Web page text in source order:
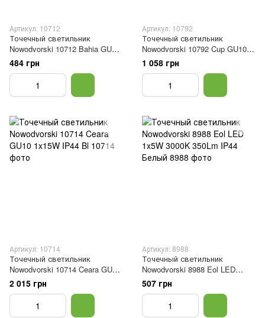
Артикул: 10712
Точечный светильник
Nowodvorski 10712 Bahia GU10
1x15W IP44/20 Латунный
484 грн
Артикул: 10792
Точечный светильник
Nowodvorski 10792 Cup GU10
1x10W IP20 Медный
1 058 грн
Артикул: 10714
Точечный светильник
Nowodvorski 10714 Ceara GU10
1x15W IP44 Bl
2 015 грн
Артикул: 8988
Точечный светильник
Nowodvorski 8988 Eol LED
1x5W 3000K 350Lm IP44 Белый
507 грн